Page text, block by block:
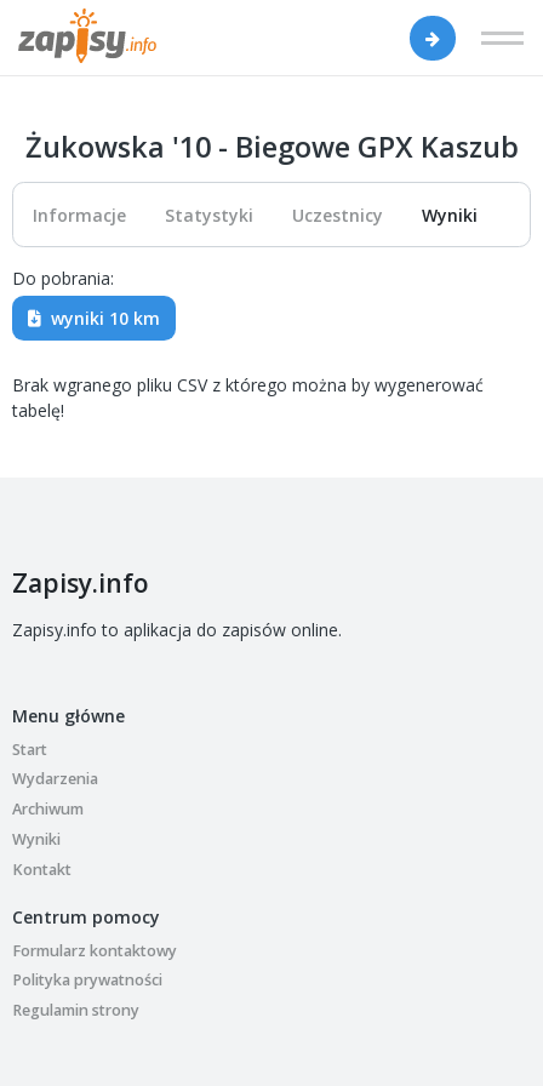
Żukowska '10 - Biegowe GPX Kaszub
Informacje Statystyki Uczestnicy Wyniki
Do pobrania:
wyniki 10 km
Brak wgranego pliku CSV z którego można by wygenerować
tabelę!
Zapisy.info
Zapisy.info to aplikacja do zapisów online.
Menu główne
Start
Wydarzenia
Archiwum
Wyniki
Kontakt
Centrum pomocy
Formularz kontaktowy
Polityka prywatności
Regulamin strony